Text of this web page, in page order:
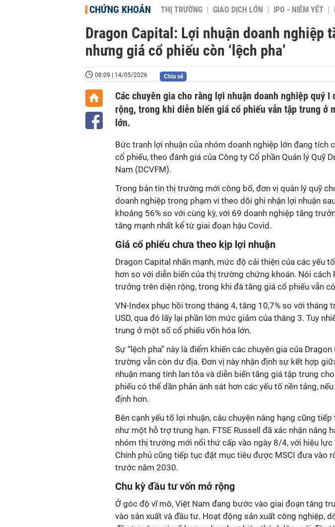
CHỨNG KHOÁN THỊ TRƯỜNG GIAO DỊCH LỚN IPO - NIÊM YẾT
Dragon Capital: Lợi nhuận doanh nghiệp
nhưng giá cổ phiếu còn ‘lệch pha’
08:09 | 14/05/2026 Chia sẻ
Các chuyên gia cho rằng lợi nhuận doanh nghiệp quý
rộng, trong khi diễn biến giá cổ phiếu vẫn tập trung ở
lớn.
Bức tranh lợi nhuận của nhóm doanh nghiệp lớn đang tích
cổ phiếu, theo đánh giá của Công ty Cổ phần Quản lý Quỹ
Nam (DCVFM).
Trong bản tin thị trường mới công bố, đơn vị quản lý quỹ
doanh nghiệp trong phạm vi theo dõi ghi nhận lợi nhuận
khoảng 56% so với cùng kỳ, với 69 doanh nghiệp tăng
tăng mạnh nhất kể từ giai đoạn hậu Covid.
Giá cổ phiếu chưa theo kịp lợi nhuận
Dragon Capital nhấn mạnh, mức độ cải thiện của các yếu
hơn so với diễn biến của thị trường chứng khoán. Nói cách
trưởng trên diện rộng, trong khi đà tăng giá cổ phiếu vẫn
VN-Index phục hồi trong tháng 4, tăng 10,7% so với tháng
USD, qua đó lấy lại phần lớn mức giảm của tháng 3. Tuy
trung ở một số cổ phiếu vốn hóa lớn.
Sự “lệch pha” này là điểm khiến các chuyên gia của
trường vẫn còn dư địa. Đơn vị này nhận định sự kết hợp
nhuận mang tính lan tỏa và diễn biến tăng giá tập trung
phiếu có thể dần phản ánh sát hơn các yếu tố nền tảng,
định hơn.
Bên cạnh yếu tố lợi nhuận, câu chuyện nâng hạng cũng
như một hỗ trợ trung hạn. FTSE Russell đã xác nhận nâng
nhóm thị trường mới nổi thứ cấp vào ngày 8/4, với hiệu
Chính phủ cũng tiếp tục đặt mục tiêu được MSCI đưa vào
trước năm 2030.
Chu kỳ đầu tư vốn mở rộng
Ở góc độ vĩ mô, Việt Nam đang bước vào giai đoạn tăng
vào sản xuất và đầu tư. Hoạt động sản xuất công nghiệp,